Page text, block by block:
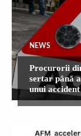
NEWS
Procurorii
sertar până
unui